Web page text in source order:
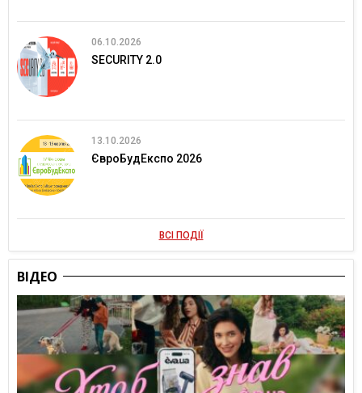
06.10.2026
SECURITY 2.0
13.10.2026
ЄвроБудЕкспо 2026
ВСІ ПОДІЇ
ВІДЕО